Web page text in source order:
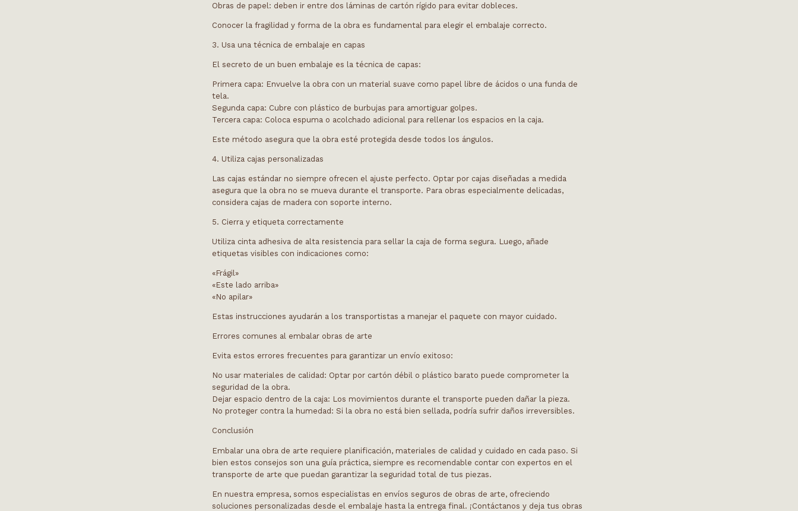
Obras de papel : deben ir entre dos láminas de cartón rígido para evitar dobleces.
Conocer la fragilidad y forma de la obra es fundamental para elegir el embalaje correcto.
3. Usa una técnica de embalaje en capas
El secreto de un buen embalaje es la técnica de capas:
Primera capa: Envuelve la obra con un material suave como papel libre de ácidos o una funda de
tela.
Segunda capa: Cubre con plástico de burbujas para amortiguar golpes.
Tercera capa: Coloca espuma o acolchado adicional para rellenar los espacios en la caja.
Este método asegura que la obra esté protegida desde todos los ángulos.
4. Utiliza cajas personalizadas
Las cajas estándar no siempre ofrecen el ajuste perfecto. Optar por cajas diseñadas a medida
asegura que la obra no se mueva durante el transporte. Para obras especialmente delicadas,
considera cajas de madera con soporte interno.
5. Cierra y etiqueta correctamente
Utiliza cinta adhesiva de alta resistencia para sellar la caja de forma segura. Luego, añade
etiquetas visibles con indicaciones como:
«Frágil»
«Este lado arriba»
«No apilar»
Estas instrucciones ayudarán a los transportistas a manejar el paquete con mayor cuidado.
Errores comunes al embalar obras de arte
Evita estos errores frecuentes para garantizar un envío exitoso:
No usar materiales de calidad : Optar por cartón débil o plástico barato puede comprometer la
seguridad de la obra.
Dejar espacio dentro de la caja: Los movimientos durante el transporte pueden dañar la pieza.
No proteger contra la humedad : Si la obra no está bien sellada, podría sufrir daños irreversibles.
Conclusión
Embalar una obra de arte requiere planificación, materiales de calidad y cuidado en cada paso. Si
bien estos consejos son una guía práctica, siempre es recomendable contar con expertos en el
transporte de arte que puedan garantizar la seguridad total de tus piezas.
En nuestra empresa, somos especialistas en envíos seguros de obras de arte, ofreciendo
soluciones personalizadas desde el embalaje hasta la entrega final. ¡Contáctanos y deja tus obras